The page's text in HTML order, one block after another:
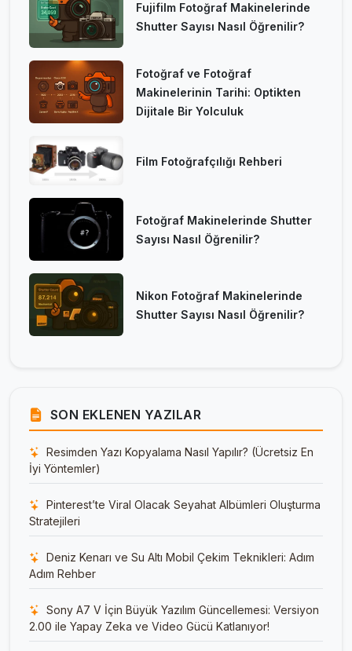
Fujifilm Fotoğraf Makinelerinde
Shutter Sayısı Nasıl Öğrenilir?
Fotoğraf ve Fotoğraf
Makinelerinin Tarihi: Optikten
Dijitale Bir Yolculuk
Film Fotoğrafçılığı Rehberi
Fotoğraf Makinelerinde Shutter
Sayısı Nasıl Öğrenilir?
Nikon Fotoğraf Makinelerinde
Shutter Sayısı Nasıl Öğrenilir?
SON EKLENEN YAZILAR
Resimden Yazı Kopyalama Nasıl Yapılır? (Ücretsiz En
İyi Yöntemler)
Pinterest’te Viral Olacak Seyahat Albümleri Oluşturma
Stratejileri
Deniz Kenarı ve Su Altı Mobil Çekim Teknikleri: Adım
Adım Rehber
Sony A7 V İçin Büyük Yazılım Güncellemesi: Versiyon
2.00 ile Yapay Zeka ve Video Gücü Katlanıyor!